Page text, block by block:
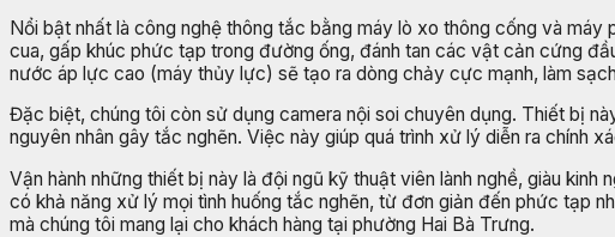
Nổi bật nhất là công nghệ thông tắc bằng máy lò xo thông cống và
cua, gấp khúc phức tạp trong đường ống, đánh tan các vật cản cứng
nước áp lực cao (máy thủy lực) sẽ tạo ra dòng chảy cực mạnh, làm
Đặc biệt, chúng tôi còn sử dụng camera nội soi chuyên dụng. Thiết bị
nguyên nhân gây tắc nghẽn. Việc này giúp quá trình xử lý diễn ra chính
Vận hành những thiết bị này là đội ngũ kỹ thuật viên lành nghề, giàu
có khả năng xử lý mọi tình huống tắc nghẽn, từ đơn giản đến phức tạp
mà chúng tôi mang lại cho khách hàng tại phường Hai Bà Trưng.